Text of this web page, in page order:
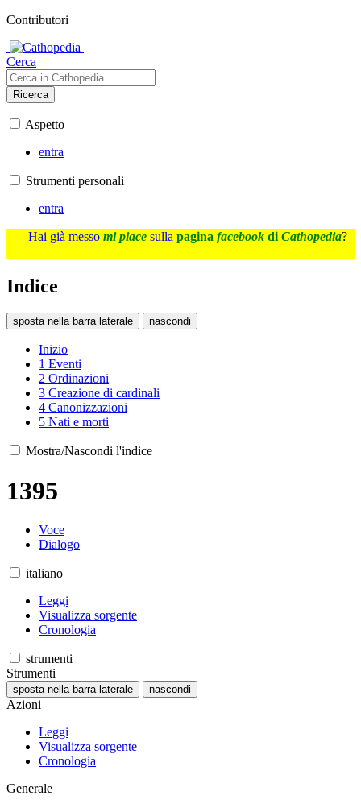
Contributori
Cerca
Ricerca
Aspetto
entra
Strumenti personali
entra
Hai già messo mi piace sulla pagina facebook di Cathopedia?
Indice
sposta nella barra laterale nascondi
Inizio
1 Eventi
2 Ordinazioni
3 Creazione di cardinali
4 Canonizzazioni
5 Nati e morti
Mostra/Nascondi l'indice
1395
Voce
Dialogo
italiano
Leggi
Visualizza sorgente
Cronologia
strumenti
Strumenti
sposta nella barra laterale nascondi
Azioni
Leggi
Visualizza sorgente
Cronologia
Generale